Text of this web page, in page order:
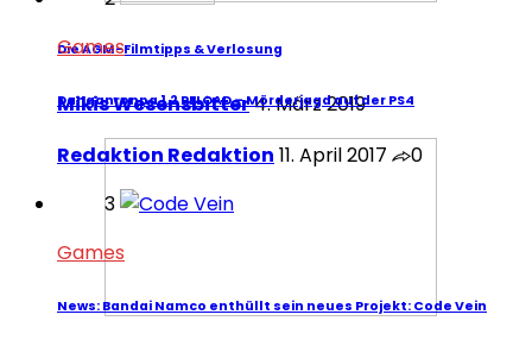
Die AGM-Filmtipps & Verlosung
Mikis Wesensbitter4. März 2019
Games
Danganronpa 1.2 RELOAD – Mörderjagd auf der PS4
Redaktion Redaktion 11. April 2017
0
3
Games
News: Bandai Namco enthüllt sein neues Projekt: Code Vein